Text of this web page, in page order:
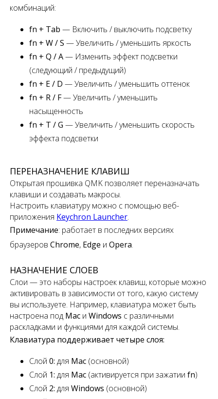
комбинаций:
fn + Tab — Включить / выключить подсветку
fn + W / S — Увеличить / уменьшить яркость
fn + Q / A— Изменить эффект подсветки
(следующий / предыдущий)
fn + E / D — Увеличить / уменьшить оттенок
fn + R / F— Увеличить / уменьшить
насыщенность
fn + T / G — Увеличить / уменьшить скорость
эффекта подсветки
ПЕРЕНАЗНАЧЕНИЕ КЛАВИШ
Открытая прошивка QMK позволяет переназначать
клавиши и создавать макросы.
Настроить клавиатуру можно с помощью веб-
приложения Keychron Launcher.
Примечание: работает в последних версиях
браузеров Chrome, Edge и Opera.
НАЗНАЧЕНИЕ СЛОЕВ
Слои — это наборы настроек клавиш, которые можно
активировать в зависимости от того, какую систему
вы используете. Например, клавиатура может быть
настроена под Mac и Windows с различными
раскладками и функциями для каждой системы.
Клавиатура поддерживает четыре слоя:
Слой 0: для Mac (основной)
Слой 1: для Mac (активируется при зажатии fn)
Слой 2: для Windows (основной)